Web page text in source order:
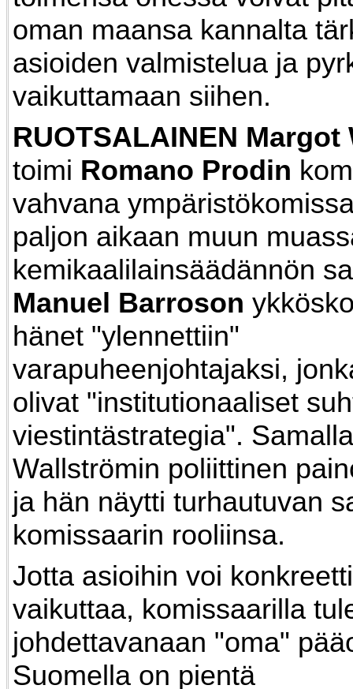
oman maansa kannalta
asioiden valmistelua ja
vaikuttamaan siihen.
RUOTSALAINEN Margot
toimi Romano Prodin
vahvana
paljon aikaan muun
kemikaalilainsäädännön
Manuel Barroson
hänet "ylennettiin"
varapuheenjohtajaksi,
olivat "institutionaaliset
viestintästrategia". Samalla
Wallströmin poliittinen
ja hän näytti turhautuvan
komissaarin rooliinsa.
Jotta asioihin voi
vaikuttaa, komissaarilla
johdettavanaan "oma"
Suomella on pientä